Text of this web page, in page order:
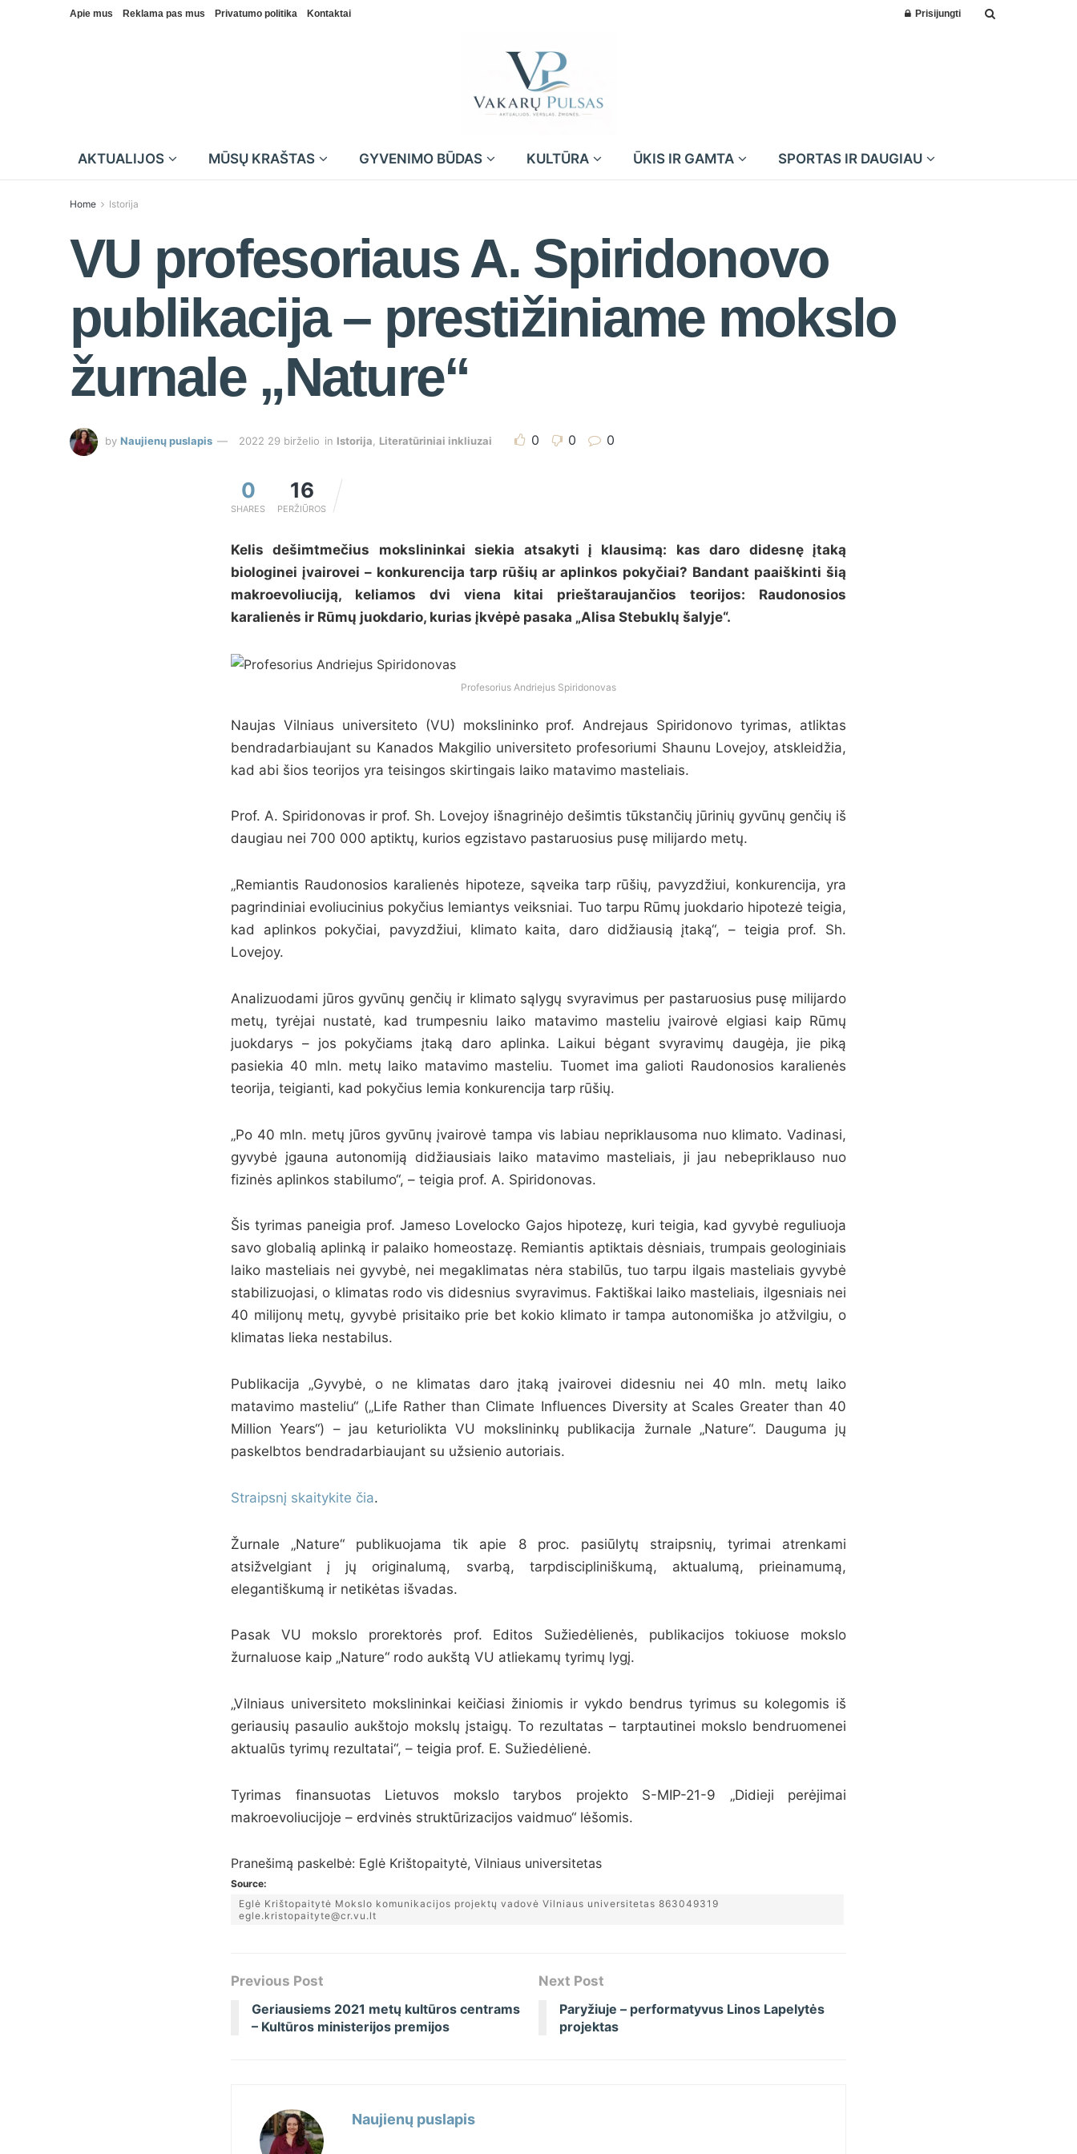
Apie mus Reklama pas mus Privatumo politika Kontaktai Prisijungti
AKTUALIJOS MŪSŲ KRAŠTAS GYVENIMO BŪDAS KULTŪRA ŪKIS IR GAMTA SPORTAS IR DAUGIAU
Home Istorija
VU profesoriaus A. Spiridonovo
publikacija – prestižiniame mokslo
žurnale „Nature“
by Naujienų puslapis 2022 29 birželio in Istorija, Literatūriniai inkliuzai 0 0 0
0
SHARES
16
PERŽIŪROS
Kelis dešimtmečius mokslininkai siekia atsakyti į klausimą: kas daro didesnę įtaką
biologinei įvairovei – konkurencija tarp rūšių ar aplinkos pokyčiai? Bandant paaiškinti šią
makroevoliuciją, keliamos dvi viena kitai prieštaraujančios teorijos: Raudonosios
karalienės ir Rūmų juokdario, kurias įkvėpė pasaka „Alisa Stebuklų šalyje“.
Profesorius Andriejus Spiridonovas
Naujas Vilniaus universiteto (VU) mokslininko prof. Andrejaus Spiridonovo tyrimas, atliktas
bendradarbiaujant su Kanados Makgilio universiteto profesoriumi Shaunu Lovejoy, atskleidžia,
kad abi šios teorijos yra teisingos skirtingais laiko matavimo masteliais.
Prof. A. Spiridonovas ir prof. Sh. Lovejoy išnagrinėjo dešimtis tūkstančių jūrinių gyvūnų genčių iš
daugiau nei 700 000 aptiktų, kurios egzistavo pastaruosius pusę milijardo metų.
„Remiantis Raudonosios karalienės hipoteze, sąveika tarp rūšių, pavyzdžiui, konkurencija, yra
pagrindiniai evoliucinius pokyčius lemiantys veiksniai. Tuo tarpu Rūmų juokdario hipotezė teigia,
kad aplinkos pokyčiai, pavyzdžiui, klimato kaita, daro didžiausią įtaką“, – teigia prof. Sh.
Lovejoy.
Analizuodami jūros gyvūnų genčių ir klimato sąlygų svyravimus per pastaruosius pusę milijardo
metų, tyrėjai nustatė, kad trumpesniu laiko matavimo masteliu įvairovė elgiasi kaip Rūmų
juokdarys – jos pokyčiams įtaką daro aplinka. Laikui bėgant svyravimų daugėja, jie piką
pasiekia 40 mln. metų laiko matavimo masteliu. Tuomet ima galioti Raudonosios karalienės
teorija, teigianti, kad pokyčius lemia konkurencija tarp rūšių.
„Po 40 mln. metų jūros gyvūnų įvairovė tampa vis labiau nepriklausoma nuo klimato. Vadinasi,
gyvybė įgauna autonomiją didžiausiais laiko matavimo masteliais, ji jau nebepriklauso nuo
fizinės aplinkos stabilumo“, – teigia prof. A. Spiridonovas.
Šis tyrimas paneigia prof. Jameso Lovelocko Gajos hipotezę, kuri teigia, kad gyvybė reguliuoja
savo globalią aplinką ir palaiko homeostazę. Remiantis aptiktais dėsniais, trumpais geologiniais
laiko masteliais nei gyvybė, nei megaklimatas nėra stabilūs, tuo tarpu ilgais masteliais gyvybė
stabilizuojasi, o klimatas rodo vis didesnius svyravimus. Faktiškai laiko masteliais, ilgesniais nei
40 milijonų metų, gyvybė prisitaiko prie bet kokio klimato ir tampa autonomiška jo atžvilgiu, o
klimatas lieka nestabilus.
Publikacija „Gyvybė, o ne klimatas daro įtaką įvairovei didesniu nei 40 mln. metų laiko
matavimo masteliu“ („Life Rather than Climate Influences Diversity at Scales Greater than 40
Million Years“) – jau keturiolikta VU mokslininkų publikacija žurnale „Nature“. Dauguma jų
paskelbtos bendradarbiaujant su užsienio autoriais.
Straipsnį skaitykite čia.
Žurnale „Nature“ publikuojama tik apie 8 proc. pasiūlytų straipsnių, tyrimai atrenkami
atsižvelgiant į jų originalumą, svarbą, tarpdiscipliniškumą, aktualumą, prieinamumą,
elegantiškumą ir netikėtas išvadas.
Pasak VU mokslo prorektorės prof. Editos Sužiedėlienės, publikacijos tokiuose mokslo
žurnaluose kaip „Nature“ rodo aukštą VU atliekamų tyrimų lygį.
„Vilniaus universiteto mokslininkai keičiasi žiniomis ir vykdo bendrus tyrimus su kolegomis iš
geriausių pasaulio aukštojo mokslų įstaigų. To rezultatas – tarptautinei mokslo bendruomenei
aktualūs tyrimų rezultatai“, – teigia prof. E. Sužiedėlienė.
Tyrimas finansuotas Lietuvos mokslo tarybos projekto S-MIP-21-9 „Didieji perėjimai
makroevoliucijoje – erdvinės struktūrizacijos vaidmuo“ lėšomis.
Pranešimą paskelbė: Eglė Krištopaitytė, Vilniaus universitetas
Source:
Eglė Krištopaitytė Mokslo komunikacijos projektų vadovė Vilniaus universitetas 863049319
egle.kristopaityte@cr.vu.lt
Previous Post
Geriausiems 2021 metų kultūros centrams
– Kultūros ministerijos premijos
Next Post
Paryžiuje – performatyvus Linos Lapelytės
projektas
Naujienų puslapis